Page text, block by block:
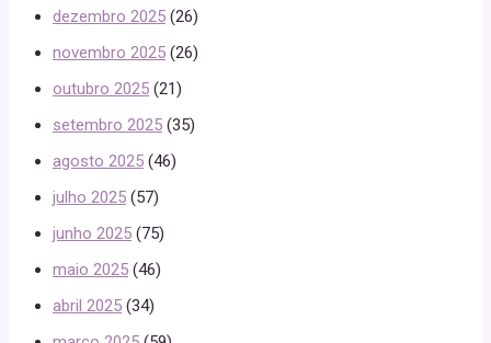
dezembro 2025 (26)
novembro 2025 (26)
outubro 2025 (21)
setembro 2025 (35)
agosto 2025 (46)
julho 2025 (57)
junho 2025 (75)
maio 2025 (46)
abril 2025 (34)